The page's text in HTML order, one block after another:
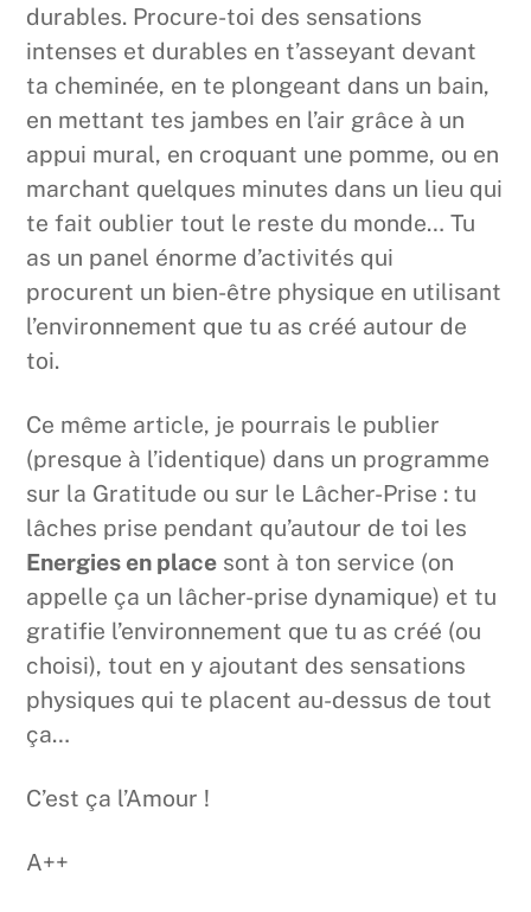
durables. Procure-toi des sensations
intenses et durables en t’asseyant devant
ta cheminée, en te plongeant dans un bain,
en mettant tes jambes en l’air grâce à un
appui mural, en croquant une pomme, ou en
marchant quelques minutes dans un lieu qui
te fait oublier tout le reste du monde… Tu
as un panel énorme d’activités qui
procurent un bien-être physique en utilisant
l’environnement que tu as créé autour de
toi.
Ce même article, je pourrais le publier
(presque à l’identique) dans un programme
sur la Gratitude ou sur le Lâcher-Prise : tu
lâches prise pendant qu’autour de toi les
Energies en place sont à ton service (on
appelle ça un lâcher-prise dynamique) et tu
gratifie l’environnement que tu as créé (ou
choisi), tout en y ajoutant des sensations
physiques qui te placent au-dessus de tout
ça…
C’est ça l’Amour !
A++